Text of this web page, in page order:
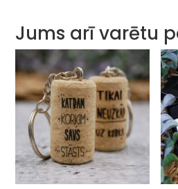
Jums arī varētu